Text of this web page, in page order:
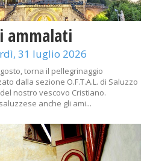
ammalati
31 luglio 2026
torna il pellegrinaggio
dalla sezione O.F.T.A.L. di Saluzzo
nostro vescovo Cristiano.
anche gli ami...